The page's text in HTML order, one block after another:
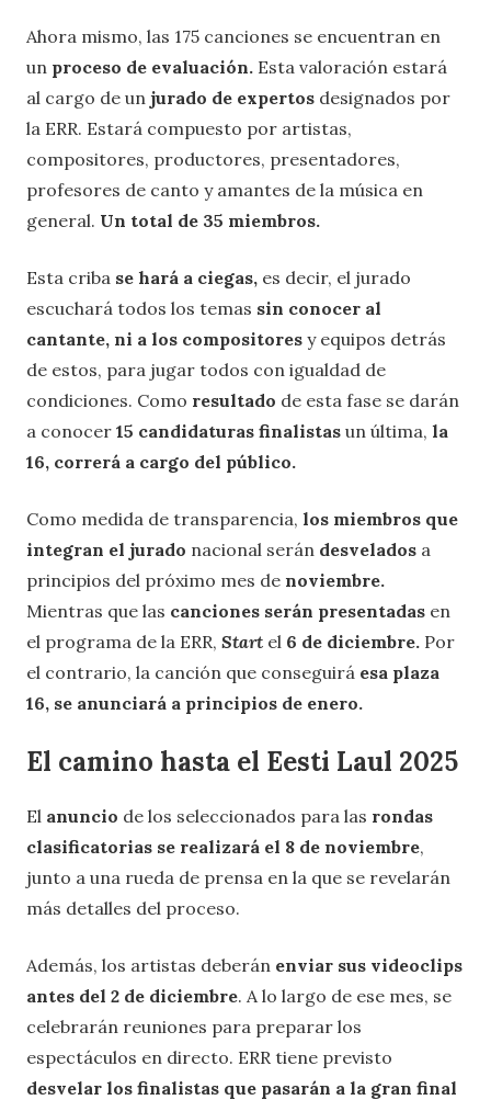
Ahora mismo, las 175 canciones se encuentran en
un proceso de evaluación. Esta valoración estará
al cargo de un jurado de expertos designados por
la ERR. Estará compuesto por artistas,
compositores, productores, presentadores,
profesores de canto y amantes de la música en
general. Un total de 35 miembros.
Esta criba se hará a ciegas, es decir, el jurado
escuchará todos los temas sin conocer al
cantante, ni a los compositores y equipos detrás
de estos, para jugar todos con igualdad de
condiciones. Como resultado de esta fase se darán
a conocer 15 candidaturas finalistas un última, la
16, correrá a cargo del público.
Como medida de transparencia, los miembros que
integran el jurado nacional serán desvelados a
principios del próximo mes de noviembre.
Mientras que las canciones serán presentadas en
el programa de la ERR, Start el 6 de diciembre. Por
el contrario, la canción que conseguirá esa plaza
16, se anunciará a principios de enero.
El camino hasta el Eesti Laul 2025
El anuncio de los seleccionados para las rondas
clasificatorias se realizará el 8 de noviembre,
junto a una rueda de prensa en la que se revelarán
más detalles del proceso.
Además, los artistas deberán enviar sus videoclips
antes del 2 de diciembre. A lo largo de ese mes, se
celebrarán reuniones para preparar los
espectáculos en directo. ERR tiene previsto
desvelar los finalistas que pasarán a la gran final